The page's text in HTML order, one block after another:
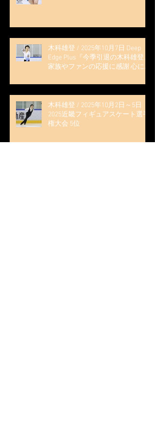
木科雄登 / 2025年10月7日 Deep
Edge Plus『今季引退の木科雄登、
家族やファンの応援に感謝 心に響
見に来て」』
木科雄登 / 2025年10月2日～5日
2025近畿フィギュアスケート選手
権大会 5位